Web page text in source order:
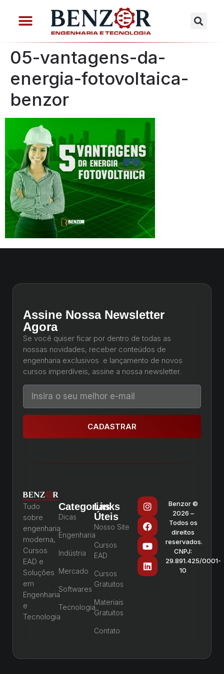
05-vantagens-da-
energia-fotovoltaica-
benzor
Assine Nossa Newsletter
Agora
Se você quiser ficar por dentro de todas as
nossas novidades, receber conteúdos de
engenharia exclusivos e lançamento de novos
cursos imperdíveis, assine a nossa newsletter.
CADASTRAR
Tudo
sobre
engenharia
moderna,
Cursos
EAD e
Soluções
em
Engenharia
e
Tecnologia
Categorias
Dicas
Engenharia
Indústria
Mercado
Softwares
Tecnologia
Links
Úteis
Nosso Site
Cursos
EAD
Cursos
Gratuitos
Materiais
Gratuitos
Contato
Benzor ©
2026 –
Todos os
direitos
reservados.
CNPJ:
29.891.425/0001-
10